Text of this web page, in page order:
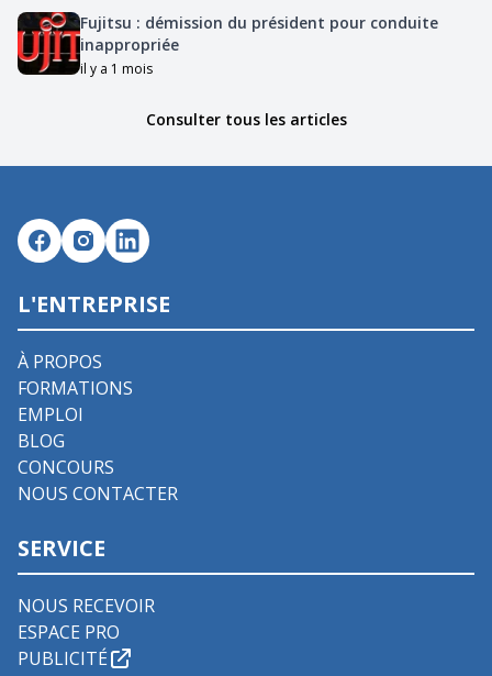
Fujitsu : démission du président pour conduite
inappropriée
il y a 1 mois
Consulter tous les articles
L'ENTREPRISE
À PROPOS
FORMATIONS
EMPLOI
BLOG
CONCOURS
NOUS CONTACTER
SERVICE
NOUS RECEVOIR
ESPACE PRO
PUBLICITÉ